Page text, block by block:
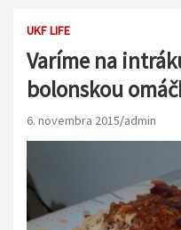
UKF LIFE
Varíme na
bolonskou
6. novembra 2015 admin